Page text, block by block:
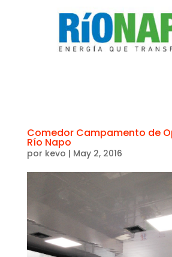
Comedor Campamento de
Río Napo
por kevo | May 2, 2016